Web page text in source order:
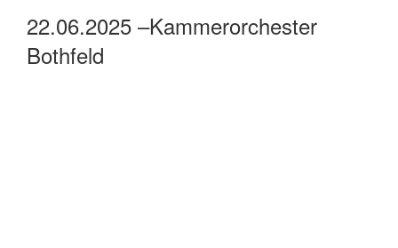
22.06.2025 –Kammerorchester
Bothfeld